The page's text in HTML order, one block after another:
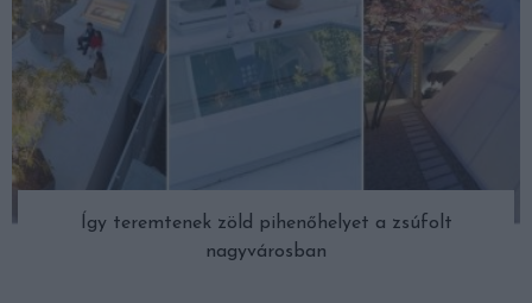
Így teremtenek zöld pihenőhelyet a zsúfolt
nagyvárosban